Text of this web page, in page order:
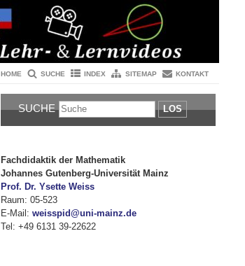
HOME SUCHE INDEX SITEMAP KONTAKT
SUCHE LOS
Fachdidaktik der Mathematik
Johannes Gutenberg-Universität Mainz
Prof. Dr. Ysette Weiss
Raum: 05-523
E-Mail: weisspid@uni-mainz.de
Tel: +49 6131 39-22622